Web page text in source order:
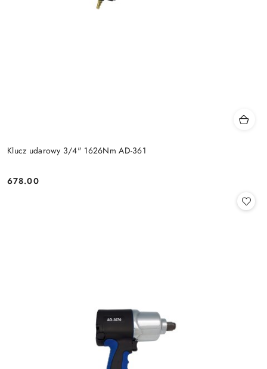
Klucz udarowy 3/4" 1626Nm AD-361
Cena:
678.00